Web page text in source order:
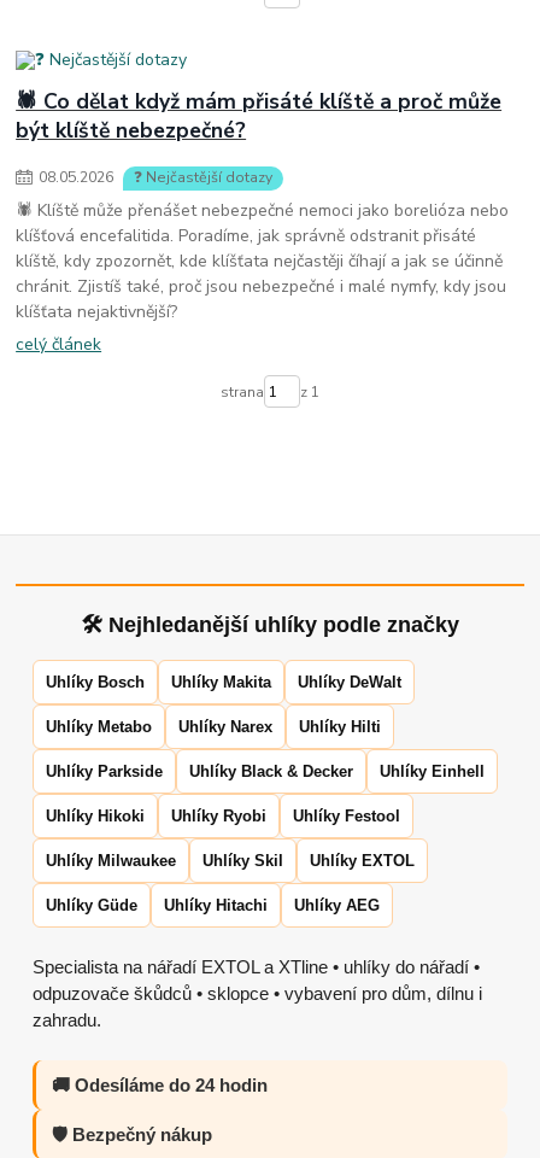
🕷️ Co dělat když mám přisáté klíště a proč může
být klíště nebezpečné?
08.05.2026 ❓ Nejčastější dotazy
🕷️ Klíště může přenášet nebezpečné nemoci jako borelióza nebo
klíšťová encefalitida. Poradíme, jak správně odstranit přisáté
klíště, kdy zpozornět, kde klíšťata nejčastěji číhají a jak se účinně
chránit. Zjistíš také, proč jsou nebezpečné i malé nymfy, kdy jsou
klíšťata nejaktivnější?
celý článek
strana z 1
🛠 Nejhledanější uhlíky podle značky
Uhlíky Bosch Uhlíky Makita Uhlíky DeWalt
Uhlíky Metabo Uhlíky Narex Uhlíky Hilti
Uhlíky Parkside Uhlíky Black & Decker Uhlíky Einhell
Uhlíky Hikoki Uhlíky Ryobi Uhlíky Festool
Uhlíky Milwaukee Uhlíky Skil Uhlíky EXTOL
Uhlíky Güde Uhlíky Hitachi Uhlíky AEG
Specialista na nářadí EXTOL a XTline • uhlíky do nářadí •
odpuzovače škůdců • sklopce • vybavení pro dům, dílnu i
zahradu.
🚚 Odesíláme do 24 hodin
🛡️ Bezpečný nákup